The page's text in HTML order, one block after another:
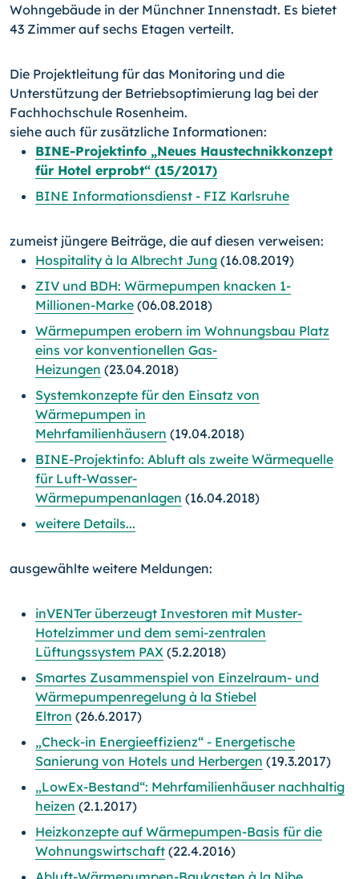
Wohngebäude in der Münchner Innenstadt. Es bietet
43 Zimmer auf sechs Etagen verteilt.
Die Projektleitung für das Monitoring und die
Unterstützung der Betriebsoptimierung lag bei der
Fachhochschule Rosenheim.
siehe auch für zusätzliche Informationen:
BINE-Projektinfo „Neues Haustechnikkonzept
für Hotel erprobt“ (15/2017)
BINE Informationsdienst - FIZ Karlsruhe
zumeist jüngere Beiträge, die auf diesen verweisen:
Hospitality à la Albrecht Jung (16.08.2019)
ZIV und BDH: Wärmepumpen knacken 1-
Millionen-Marke (06.08.2018)
Wärmepumpen erobern im Wohnungsbau Platz
eins vor konventionellen Gas-
Heizungen (23.04.2018)
Systemkonzepte für den Einsatz von
Wärmepumpen in
Mehrfamilienhäusern (19.04.2018)
BINE-Projektinfo: Abluft als zweite Wärmequelle
für Luft-Wasser-
Wärmepumpenanlagen (16.04.2018)
weitere Details...
ausgewählte weitere Meldungen:
inVENTer überzeugt Investoren mit Muster-
Hotelzimmer und dem semi-zentralen
Lüftungssystem PAX (5.2.2018)
Smartes Zusammenspiel von Einzelraum- und
Wärmepumpenregelung à la Stiebel
Eltron (26.6.2017)
„Check-in Energieeffizienz“ - Energetische
Sanierung von Hotels und Herbergen (19.3.2017)
„LowEx-Bestand“: Mehrfamilienhäuser nachhaltig
heizen (2.1.2017)
Heizkonzepte auf Wärmepumpen-Basis für die
Wohnungswirtschaft (22.4.2016)